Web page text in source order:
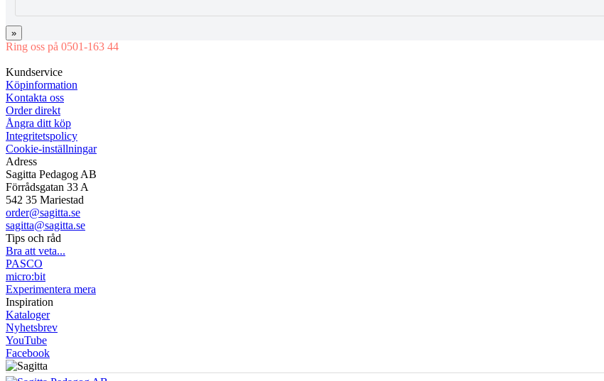
»
Ring oss på 0501-163 44
Kundservice
Köpinformation
Kontakta oss
Order direkt
Ångra ditt köp
Integritetspolicy
Cookie-inställningar
Adress
Sagitta Pedagog AB
Förrådsgatan 33 A
542 35 Mariestad
order@sagitta.se
sagitta@sagitta.se
Tips och råd
Bra att veta...
PASCO
micro:bit
Experimentera mera
Inspiration
Kataloger
Nyhetsbrev
YouTube
Facebook